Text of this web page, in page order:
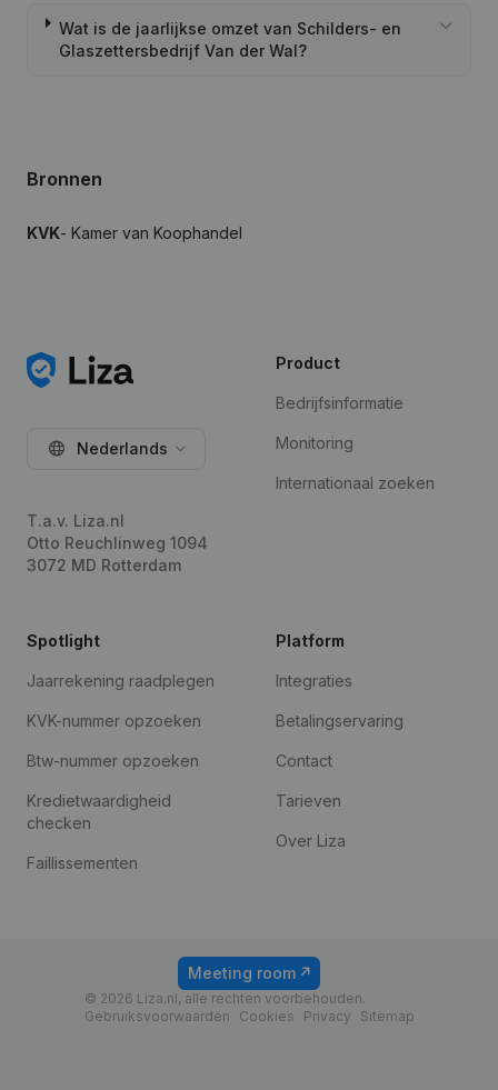
Wat is de jaarlijkse omzet van Schilders- en
Glaszettersbedrijf Van der Wal?
Bronnen
KVK- Kamer van Koophandel
Nederlands
T.a.v. Liza.nl
Otto Reuchlinweg 1094
3072 MD Rotterdam
Product
Bedrijfsinformatie
Monitoring
Internationaal zoeken
Spotlight
Jaarrekening raadplegen
KVK-nummer opzoeken
Btw-nummer opzoeken
Kredietwaardigheid
checken
Faillissementen
Platform
Integraties
Betalingservaring
Contact
Tarieven
Over Liza
© 2026 Liza.nl, alle rechten voorbehouden.
Gebruiksvoorwaarden
Cookies Privacy Sitemap
Meeting room